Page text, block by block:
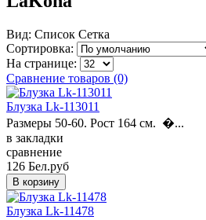
Вид: Список Сетка
Сортировка:
На странице:
Сравнение товаров (0)
Блузка Lk-113011
Размеры 50-60. Рост 164 см. �...
в закладки
сравнение
126 Бел.руб
Блузка Lk-11478